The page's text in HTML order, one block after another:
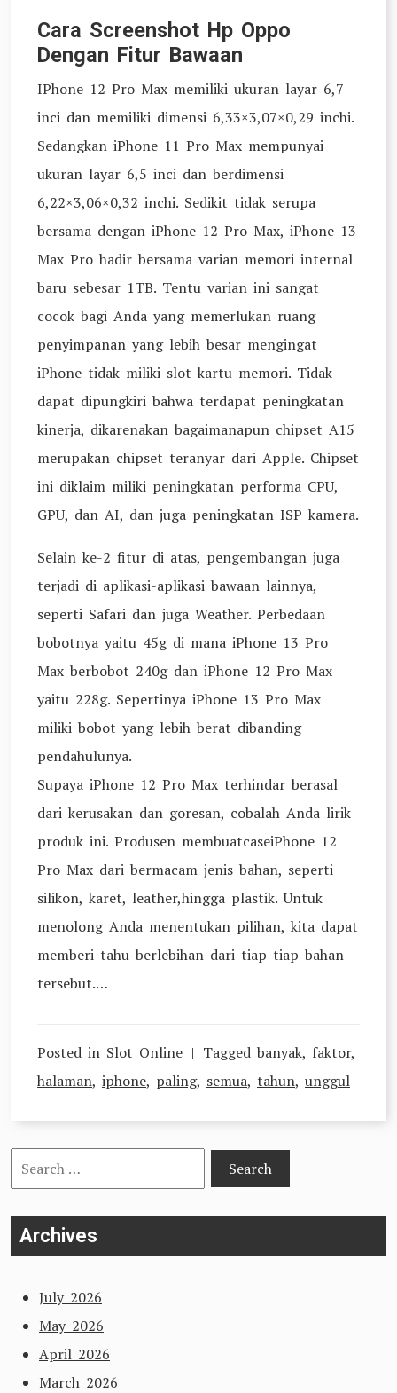
Cara Screenshot Hp Oppo
Dengan Fitur Bawaan
IPhone 12 Pro Max memiliki ukuran layar 6,7
inci dan memiliki dimensi 6,33×3,07×0,29 inchi.
Sedangkan iPhone 11 Pro Max mempunyai
ukuran layar 6,5 inci dan berdimensi
6,22×3,06×0,32 inchi. Sedikit tidak serupa
bersama dengan iPhone 12 Pro Max, iPhone 13
Max Pro hadir bersama varian memori internal
baru sebesar 1TB. Tentu varian ini sangat
cocok bagi Anda yang memerlukan ruang
penyimpanan yang lebih besar mengingat
iPhone tidak miliki slot kartu memori. Tidak
dapat dipungkiri bahwa terdapat peningkatan
kinerja, dikarenakan bagaimanapun chipset A15
merupakan chipset teranyar dari Apple. Chipset
ini diklaim miliki peningkatan performa CPU,
GPU, dan AI, dan juga peningkatan ISP kamera.
Selain ke-2 fitur di atas, pengembangan juga
terjadi di aplikasi-aplikasi bawaan lainnya,
seperti Safari dan juga Weather. Perbedaan
bobotnya yaitu 45g di mana iPhone 13 Pro
Max berbobot 240g dan iPhone 12 Pro Max
yaitu 228g. Sepertinya iPhone 13 Pro Max
miliki bobot yang lebih berat dibanding
pendahulunya.
Supaya iPhone 12 Pro Max terhindar berasal
dari kerusakan dan goresan, cobalah Anda lirik
produk ini. Produsen membuatcaseiPhone 12
Pro Max dari bermacam jenis bahan, seperti
silikon, karet, leather,hingga plastik. Untuk
menolong Anda menentukan pilihan, kita dapat
memberi tahu berlebihan dari tiap-tiap bahan
tersebut.…
Posted in Slot Online Tagged banyak, faktor,
halaman, iphone, paling, semua, tahun, unggul
Search
for:
Archives
July 2026
May 2026
April 2026
March 2026